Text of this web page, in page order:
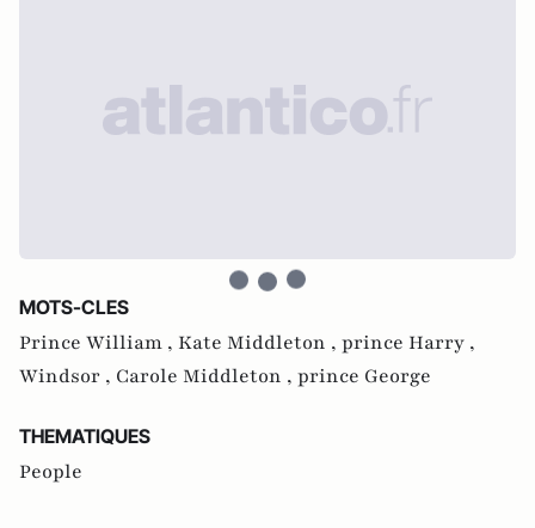
MOTS-CLES
Prince William , Kate Middleton , prince Harry ,
Windsor , Carole Middleton , prince George
THEMATIQUES
People